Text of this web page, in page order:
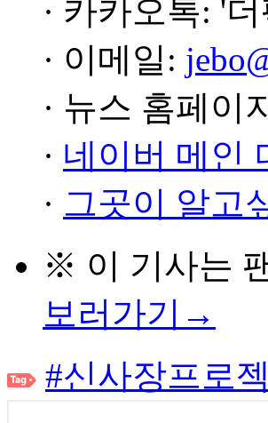
· 카카오톡: '
· 이메일:
· 뉴스 홈페이
· 네이버 메인
· 그곳이 알고
※ 이 기사는
보러가기→
#신사장프로